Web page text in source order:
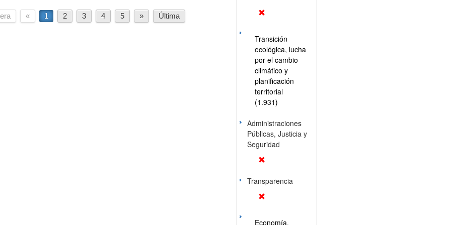
« 1 2 3 4 5 » Última
Transición
ecológica, lucha
por el cambio
climático y
planificación
territorial
(1.931)
Administraciones
Públicas, Justicia y
Seguridad
Transparencia
Economía,